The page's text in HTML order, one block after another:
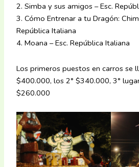
2. Simba y sus amigos – Esc.
3. Cómo Entrenar a tu Dragón:
República Italiana
4. Moana – Esc. República Italiana
Los primeros puestos en carros se
$400.000, los 2° $340.000, 3°
$260.000